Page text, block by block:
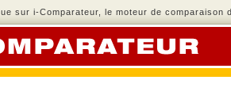
sur i-Comparateur, le moteur de comparaison